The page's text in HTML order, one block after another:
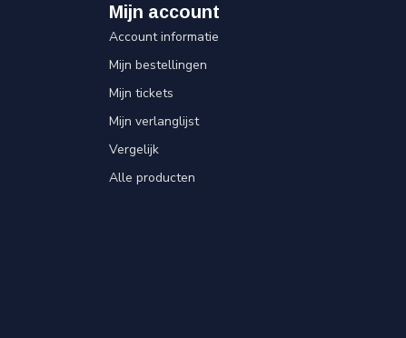
Mijn account
Account informatie
Mijn bestellingen
Mijn tickets
Mijn verlanglijst
Vergelijk
Alle producten